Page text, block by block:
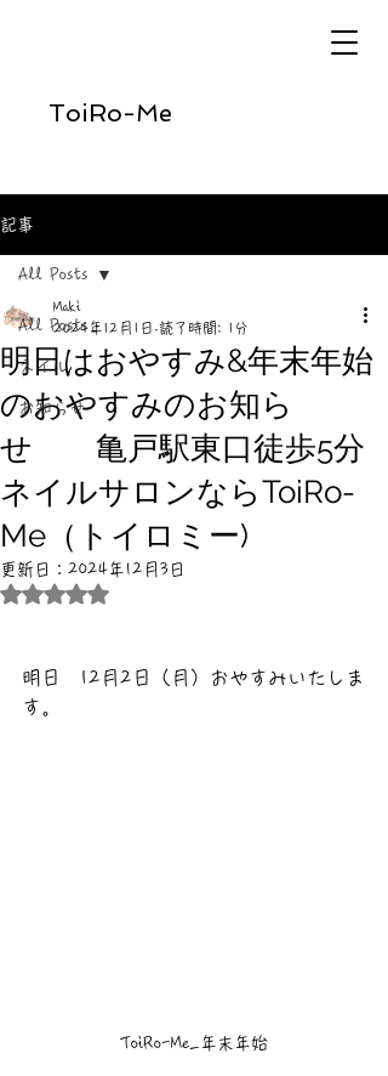
ToiRo-Me
記事
All Posts
ネイル
お知らせ
All Posts
明日はおやすみ&年末年始
のおやすみのお知ら
せ 亀戸駅東口徒歩5分
ネイルサロンならToiRo-
Me（トイロミー)
Maki
2024年12月1日 読了時間: 1分
更新日： 2024年12月3日
5つ星のうちNaNと評価されています。
明日　12月2日（月）おやすみいたしま
す。
ToiRo-Me_年末年始